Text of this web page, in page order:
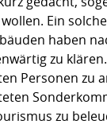
Ein
haben
zu
Personen zu
zu